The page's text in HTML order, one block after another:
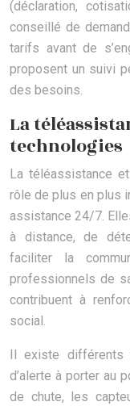
(déclaration,
conseillé de
tarifs avant de
proposent un suivi
des besoins.
La
technologies
La téléassistance
rôle de plus en plus
assistance 24/7.
à distance, de
faciliter la
professionnels de
contribuent à
social.
Il existe
d’alerte à porter au
de chute, les